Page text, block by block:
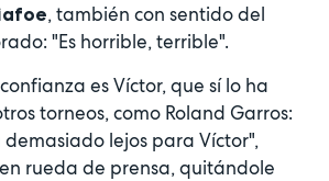
, también con sentido del
"Es horrible, terrible".
es Víctor, que sí lo ha
torneos, como Roland Garros:
demasiado lejos para Víctor",
rueda de prensa, quitándole